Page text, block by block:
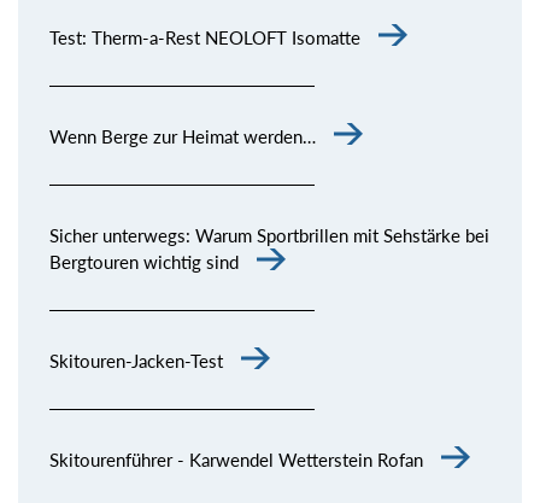
Test: Therm-a-Rest NEOLOFT Isomatte
Wenn Berge zur Heimat werden…
Sicher unterwegs: Warum Sportbrillen mit Sehstärke bei
Bergtouren wichtig sind
Skitouren-Jacken-Test
Skitourenführer - Karwendel Wetterstein Rofan